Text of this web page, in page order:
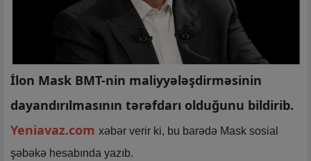
İlon Mask BMT-nin maliyyələşdirməsinin
dayandırılmasının tərəfdarı olduğunu bildirib.
Yeniavaz.com xəbər verir ki, bu barədə Mask sosial
şəbəkə hesabında yazıb.